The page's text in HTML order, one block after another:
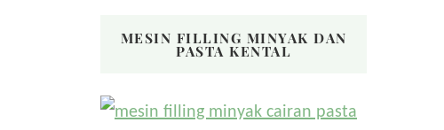
MESIN FILLING MINYAK DAN
PASTA KENTAL